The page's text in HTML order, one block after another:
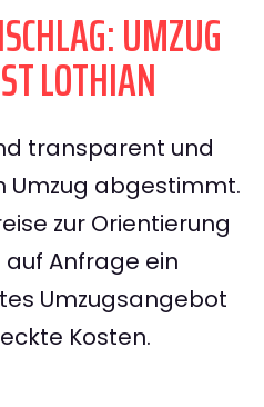
UMZUG
LOTHIAN
transparent und
Umzug abgestimmt.
zur Orientierung
Anfrage ein
Umzugsangebot
Kosten.